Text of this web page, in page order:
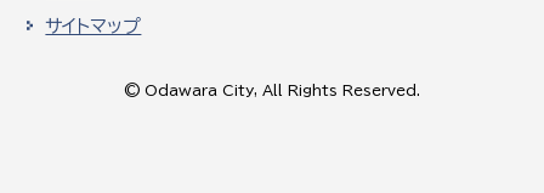
サイトマップ
© Odawara City, All Rights Reserved.